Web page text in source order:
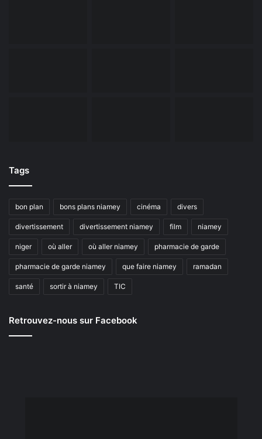
Tags
bon plan bons plans niamey cinéma divers
divertissement divertissement niamey film niamey
niger où aller où aller niamey pharmacie de garde
pharmacie de garde niamey que faire niamey ramadan
santé sortir à niamey TIC
Retrouvez-nous sur Facebook